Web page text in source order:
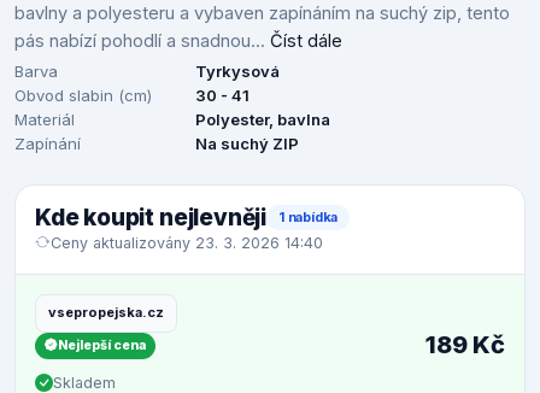
bavlny a polyesteru a vybaven zapínáním na suchý zip, tento
pás nabízí pohodlí a snadnou... Číst dále
Barva
Tyrkysová
Obvod slabin (cm)
30 - 41
Materiál
Polyester, bavlna
Zapínání
Na suchý ZIP
Kde koupit nejlevněji 1 nabídka
Ceny aktualizovány 23. 3. 2026 14:40
vsepropejska.cz
Nejlepší cena
Skladem
189 Kč